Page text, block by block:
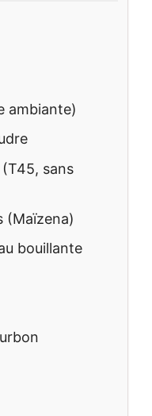
ambiante)
sans
(Maïzena)
bouillante